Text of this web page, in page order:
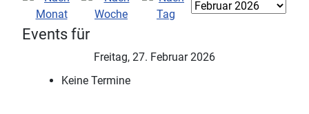
Events für
Freitag, 27. Februar 2026
Keine Termine